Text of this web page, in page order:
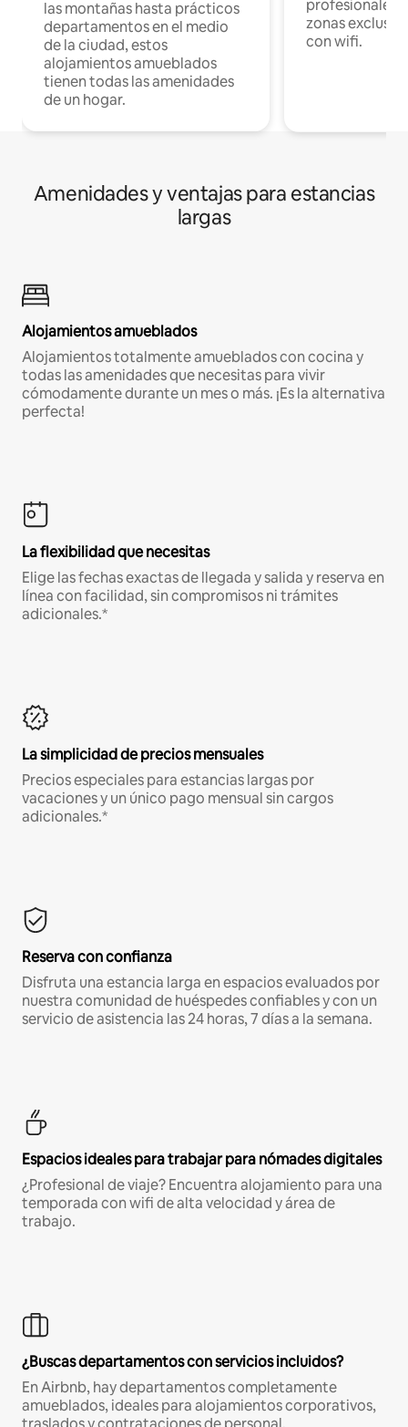
las montañas hasta prácticos
departamentos en el medio
de la ciudad, estos
alojamientos amueblados
tienen todas las amenidades
de un hogar.
profesionales
zonas
con wifi.
Amenidades y ventajas para estancias
largas
Alojamientos amueblados
Alojamientos totalmente amueblados con cocina y
todas las amenidades que necesitas para vivir
cómodamente durante un mes o más. ¡Es la alternativa
perfecta!
La flexibilidad que necesitas
Elige las fechas exactas de llegada y salida y reserva en
línea con facilidad, sin compromisos ni trámites
adicionales.*
La simplicidad de precios mensuales
Precios especiales para estancias largas por
vacaciones y un único pago mensual sin cargos
adicionales.*
Reserva con confianza
Disfruta una estancia larga en espacios evaluados por
nuestra comunidad de huéspedes confiables y con un
servicio de asistencia las 24 horas, 7 días a la semana.
Espacios ideales para trabajar para nómades digitales
¿Profesional de viaje? Encuentra alojamiento para una
temporada con wifi de alta velocidad y área de
trabajo.
¿Buscas departamentos con servicios incluidos?
En Airbnb, hay departamentos completamente
amueblados, ideales para alojamientos corporativos,